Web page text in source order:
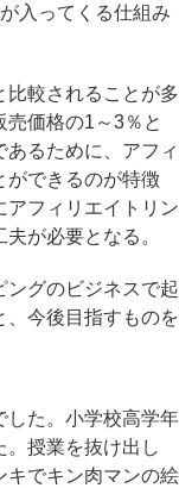
入ってくる仕組み
較されることが多
価格の1～3％と
るために、アフィ
ができるのが特徴
アフィリエイトリン
が必要となる。
グのビジネスで起
、今後目指すものを
た。小学校高学年
。授業を抜け出し
キでキン肉マンの絵